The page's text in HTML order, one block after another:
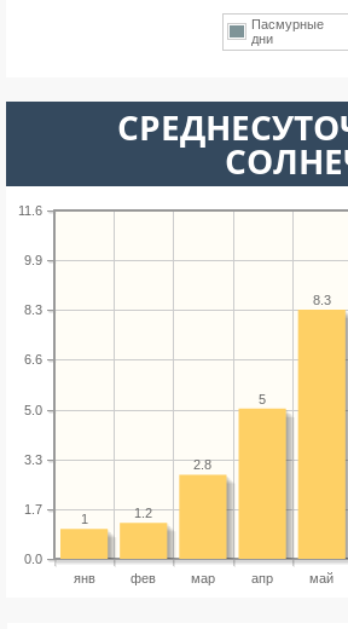
Пасмурные
дни
янв фев мар апр май
0.0
1.7
3.3
5.0
6.6
8.3
9.9
11.6
8.3
5
2.8
1.2
1